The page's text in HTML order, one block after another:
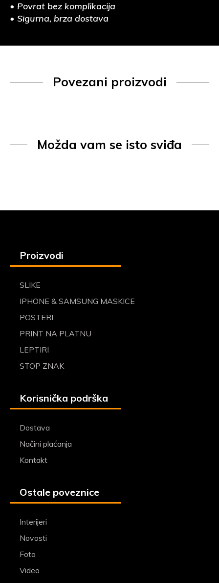
• Povrat bez komplikacija
• Sigurna, brza dostava
Povezani proizvodi
Možda vam se isto sviđa
Proizvodi
SLIKE
IPHONE & SAMSUNG MASKICE
POSTERI
PRINT NA PLATNU
LEPTIRI
STOP ZNAK
Korisnička podrška
Dostava
Načini plaćanja
Kontakt
Ostale poveznice
Interijeri
Novosti
Foto
Video